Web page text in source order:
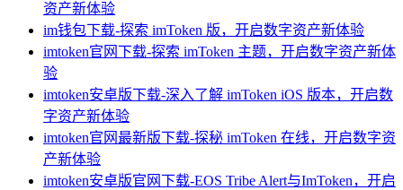
资产新体验
im钱包下载-探索 imToken 版，开启数字资产新体验
imtoken官网下载-探索 imToken 主题，开启数字资产新体
验
imtoken安卓版下载-深入了解 imToken iOS 版本，开启数
字资产新体验
imtoken官网最新版下载-探秘 imToken 在线，开启数字资
产新体验
imtoken安卓版官网下载-EOS Tribe Alert与ImToken，开启